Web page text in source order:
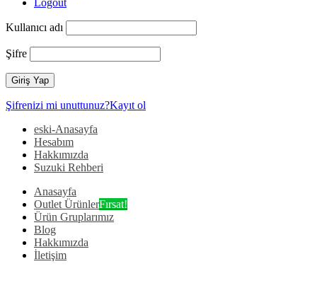
Kullanıcı adı
Şifre
Şifrenizi mi unuttunuz?Kayıt ol
eski-Anasayfa
Hesabım
Hakkımızda
Suzuki Rehberi
Anasayfa
Outlet ÜrünlerFırsat!
Ürün Gruplarımız
Blog
Hakkımızda
İletişim